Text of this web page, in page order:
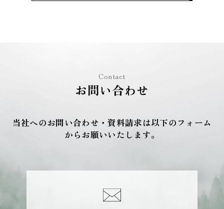
Contact
お問い合わせ
当社へのお問い合わせ・資料請求は以下のフォーム
からお願いいたします。